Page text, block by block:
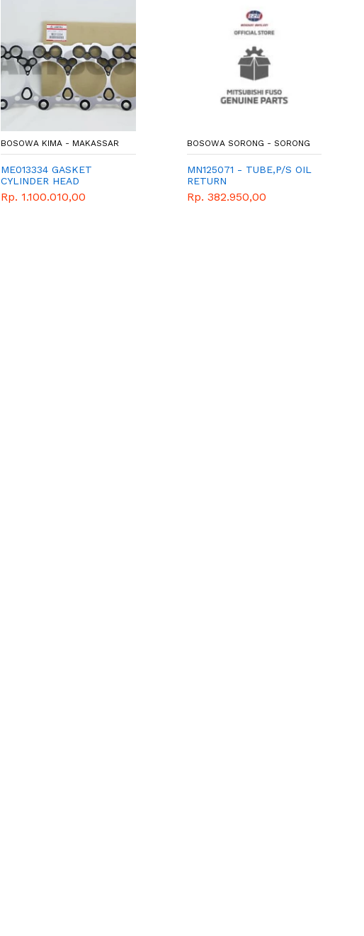
BOSOWA KIMA - MAKASSAR
ME013334 GASKET
CYLINDER HEAD
Rp. 1.100.010,00
BOSOWA SORONG - SORONG
MN125071 - TUBE,P/S OIL
RETURN
Rp. 382.950,00